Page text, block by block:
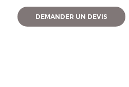
DEMANDER UN DEVIS